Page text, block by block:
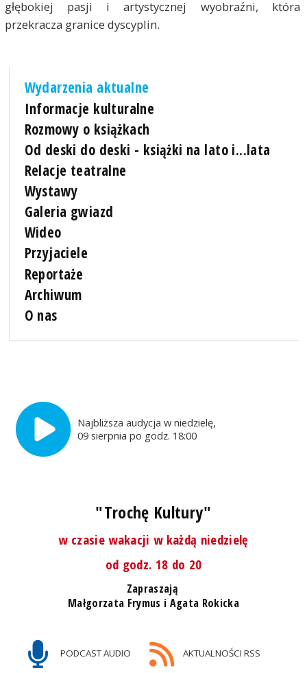
głębokiej pasji i artystycznej wyobraźni, która
przekracza granice dyscyplin.
Wydarzenia aktualne
Informacje kulturalne
Rozmowy o książkach
Od deski do deski - książki na lato i...lata
Relacje teatralne
Wystawy
Galeria gwiazd
Wideo
Przyjaciele
Reportaże
Archiwum
O nas
Najbliższa audycja w niedzielę,
09 sierpnia po godz. 18:00
"Trochę Kultury"
w czasie wakacji w każdą niedzielę
od godz. 18 do 20
Zapraszają
Małgorzata Frymus i Agata Rokicka
PODCAST AUDIO AKTUALNOŚCI RSS